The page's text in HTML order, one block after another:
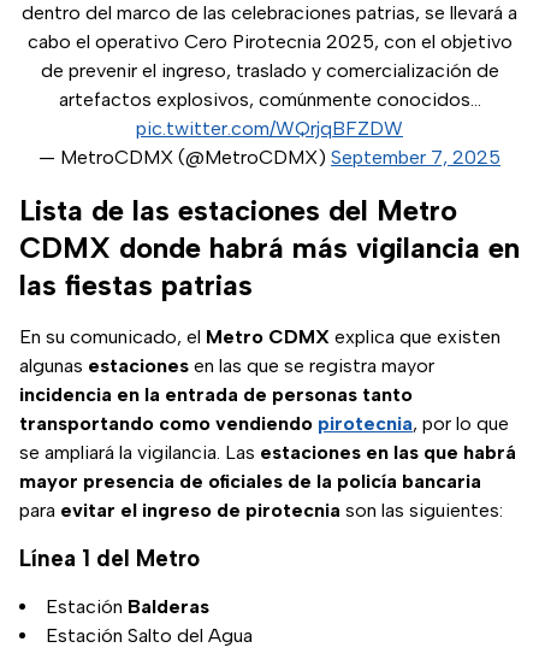
dentro del marco de las celebraciones patrias, se llevará a
cabo el operativo Cero Pirotecnia 2025, con el objetivo
de prevenir el ingreso, traslado y comercialización de
artefactos explosivos, comúnmente conocidos…
pic.twitter.com/WQrjqBFZDW
— MetroCDMX (@MetroCDMX) September 7, 2025
Lista de las estaciones del Metro
CDMX donde habrá más vigilancia en
las fiestas patrias
En su comunicado, el Metro CDMX explica que existen
algunas estaciones en las que se registra mayor
incidencia en la entrada de personas tanto
transportando como vendiendo pirotecnia, por lo que
se ampliará la vigilancia. Las estaciones en las que habrá
mayor presencia de oficiales de la policía bancaria
para evitar el ingreso de pirotecnia son las siguientes:
Línea 1 del Metro
Estación Balderas
Estación Salto del Agua